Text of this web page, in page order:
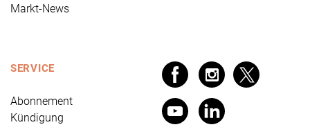
Markt-News
SERVICE
Abonnement
Kündigung